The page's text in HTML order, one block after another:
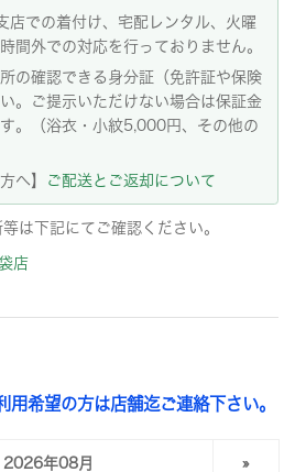
での着付け、宅配レンタル、火曜
間外での対応を行っておりません。
の確認できる身分証（免許証や保険
。ご提示いただけない場合は保証金
。（浴衣・小紋5,000円、その他の
へ】
ご配送とご返却について
は下記にてご確認ください。
店
希望の方は店舗迄ご連絡下さい。
2026年08月 »